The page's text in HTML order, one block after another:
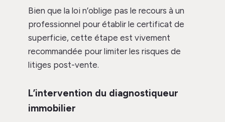
Bien que la loi n’oblige pas le recours à un
professionnel pour établir le certificat de
superficie, cette étape est vivement
recommandée pour limiter les risques de
litiges post-vente.
L’intervention du diagnostiqueur
immobilier